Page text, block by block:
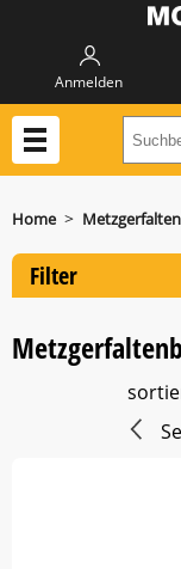
Anmelden
Home >
Filter